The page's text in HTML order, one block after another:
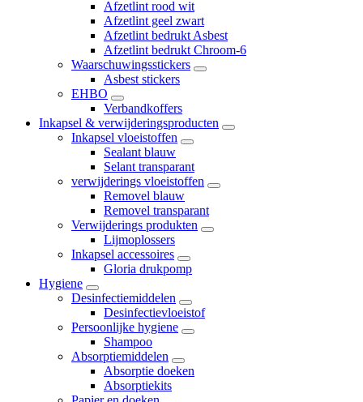
Afzetlint rood wit
Afzetlint geel zwart
Afzetlint bedrukt Asbest
Afzetlint bedrukt Chroom-6
Waarschuwingsstickers
Asbest stickers
EHBO
Verbandkoffers
Inkapsel & verwijderingsproducten
Inkapsel vloeistoffen
Sealant blauw
Selant transparant
verwijderings vloeistoffen
Removel blauw
Removel transparant
Verwijderings produkten
Lijmoplossers
Inkapsel accessoires
Gloria drukpomp
Hygiene
Desinfectiemiddelen
Desinfectievloeistof
Persoonlijke hygiene
Shampoo
Absorptiemiddelen
Absorptie doeken
Absorptiekits